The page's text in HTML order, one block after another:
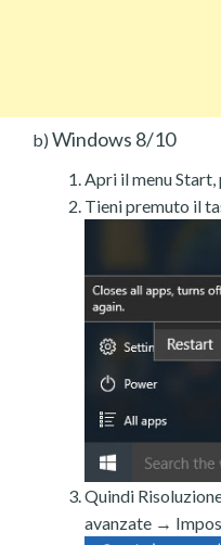
b) Windows 8/10
Apri il menu
Tieni premuto il
Quindi
avanzate →